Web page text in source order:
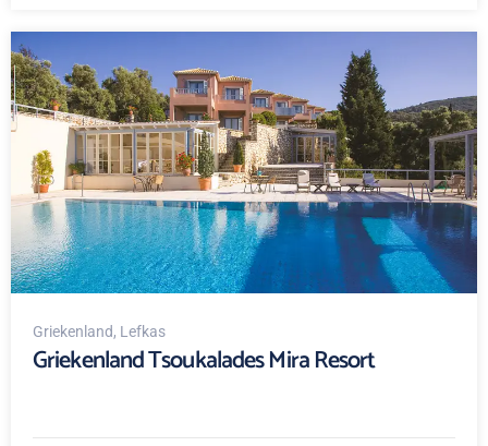
Griekenland, Lefkas
Griekenland Tsoukalades Mira Resort